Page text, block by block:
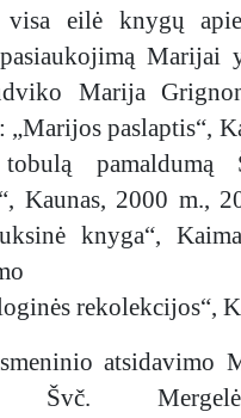
visa eilė knygų
Marijai
Marija
„Marijos paslaptis“,
pamaldumą
Kaunas, 2000 m.,
knyga“,
rekolekcijos“,
atsidavimo
Švč.